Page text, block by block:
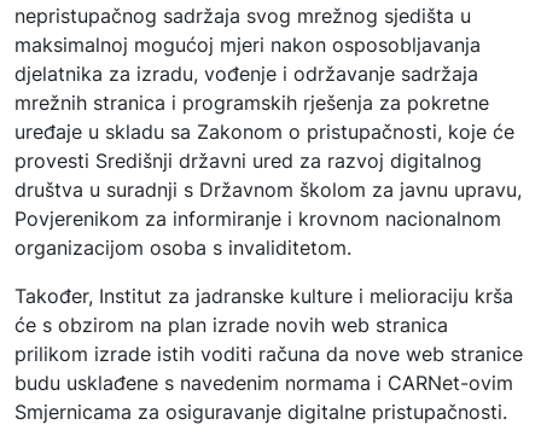
nepristupačnog sadržaja svog mrežnog sjedišta u
maksimalnoj mogućoj mjeri nakon osposobljavanja
djelatnika za izradu, vođenje i održavanje sadržaja
mrežnih stranica i programskih rješenja za pokretne
uređaje u skladu sa Zakonom o pristupačnosti, koje će
provesti Središnji državni ured za razvoj digitalnog
društva u suradnji s Državnom školom za javnu upravu,
Povjerenikom za informiranje i krovnom nacionalnom
organizacijom osoba s invaliditetom.
Također, Institut za jadranske kulture i melioraciju krša
će s obzirom na plan izrade novih web stranica
prilikom izrade istih voditi računa da nove web stranice
budu usklađene s navedenim normama i CARNet-ovim
Smjernicama za osiguravanje digitalne pristupačnosti.